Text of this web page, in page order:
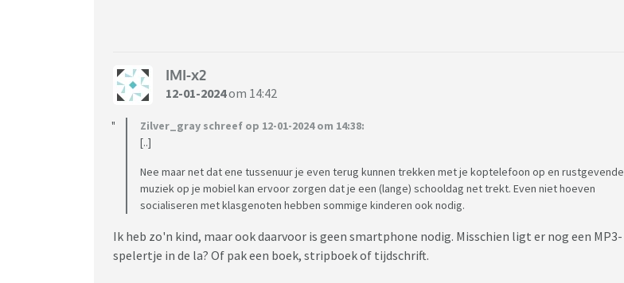
IMI-x2
12-01-2024om 14:42
Zilver_gray schreef op 12-01-2024 om 14:38:
[..]
Nee maar net dat ene tussenuur je even terug kunnen trekken met je koptelefoon op en rustgevende
muziek op je mobiel kan ervoor zorgen dat je een (lange) schooldag net trekt. Even niet hoeven
socialiseren met klasgenoten hebben sommige kinderen ook nodig.
Ik heb zo'n kind, maar ook daarvoor is geen smartphone nodig. Misschien ligt er nog een MP3-
spelertje in de la? Of pak een boek, stripboek of tijdschrift.